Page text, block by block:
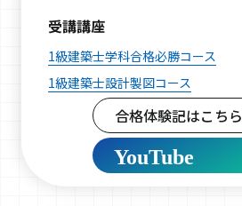
受講講座
1級建築士学科合格必勝コース
1級建築士設計製図コース
合格体験記はこちら
YouTube